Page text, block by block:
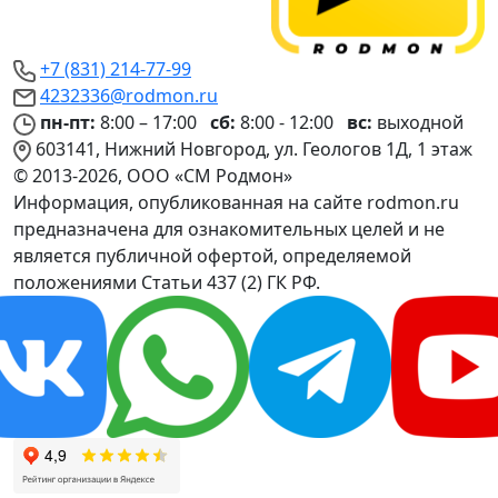
+7 (831) 214-77-99
4232336@rodmon.ru
пн-пт: 8:00 – 17:00 сб: 8:00 - 12:00 вс: выходной
603141, Нижний Новгород, ул. Геологов 1Д, 1 этаж
© 2013-2026, ООО «СМ Родмон»
Информация, опубликованная на сайте rodmon.ru
предназначена для ознакомительных целей и не
является публичной офертой, определяемой
положениями Статьи 437 (2) ГК РФ.